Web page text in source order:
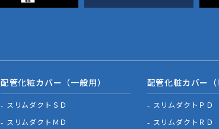
配管化粧カバー（一般用）
スリムダクトＳＤ
スリムダクトＭＤ
配管化粧カバー（
スリムダクトＰＤ
スリムダクトＲＤ